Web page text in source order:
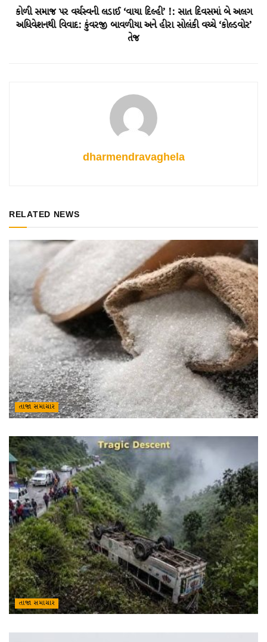
કોળી સમાજ પર વર્ચસ્વની લડાઈ ‘વાયા દિલ્હી’ !: સાત દિવસમાં બે અલગ
અધિવેશનથી વિવાદ: કુંવરજી બાવળીયા અને હીરા સોલંકી વચ્ચે ‘કોલ્ડવોર’
તેજ
dharmendravaghela
RELATED NEWS
તાજા સમાચાર
તાજા સમાચાર